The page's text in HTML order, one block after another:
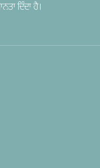
ਦਿੰਦਾ ਹੈ।